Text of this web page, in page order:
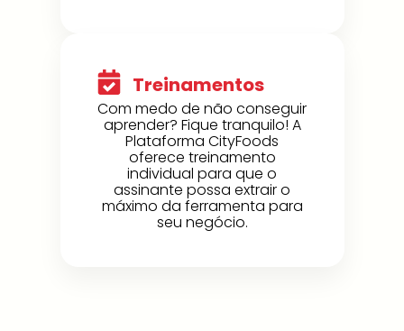
Treinamentos
Com medo de não conseguir
aprender? Fique tranquilo! A
Plataforma CityFoods
oferece treinamento
individual para que o
assinante possa extrair o
máximo da ferramenta para
seu negócio.